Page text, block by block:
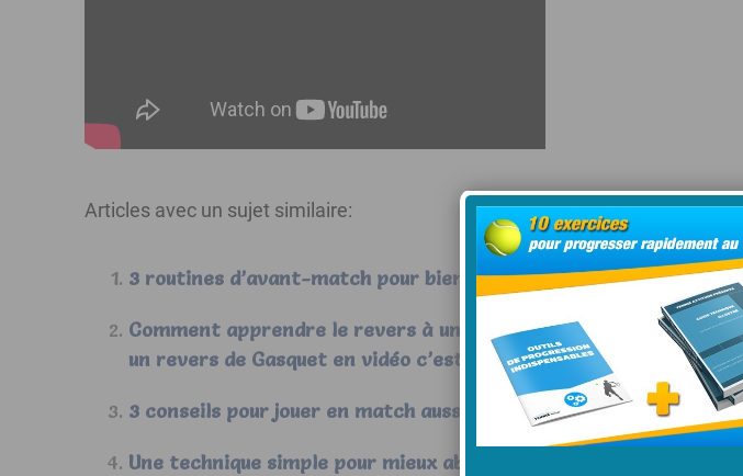
Articles avec un sujet similaire:
3 routines d’avant-match pour bien préparer son match de
Comment apprendre le revers à une main en maîtrisant ces 4
un revers de Gasquet en vidéo c’est encore mieux!)
3 conseils pour jouer en match aussi bien qu’à l’entraînement !
Une technique simple pour mieux aborder un premier match en